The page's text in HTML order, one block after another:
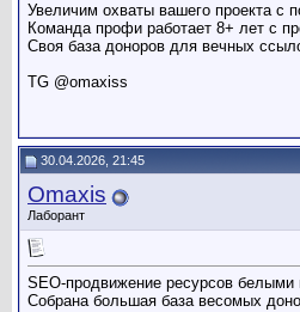
Увеличим охваты вашего проекта с
Команда профи работает 8+ лет с
Своя база доноров для вечных
TG @omaxiss
30.04.2026, 21:45
Omaxis
Лаборант
SEO-продвижение ресурсов белыми
Собрана большая база весомых